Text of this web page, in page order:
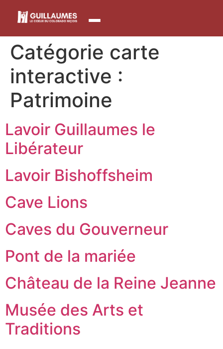
principal
Catégorie carte
interactive :
Patrimoine
Lavoir Guillaumes le
Libérateur
Lavoir Bishoffsheim
Cave Lions
Caves du Gouverneur
Pont de la mariée
Château de la Reine Jeanne
Musée des Arts et
Traditions